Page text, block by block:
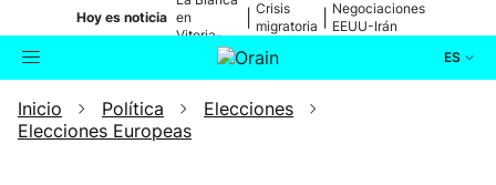
Hoy es noticia en
Vitoria-
Gasteiz
Crisis
migratoria
Negociaciones
EEUU-Irán
ES
Buscador Actualidad
Inicio Política
Elecciones
Elecciones Europeas